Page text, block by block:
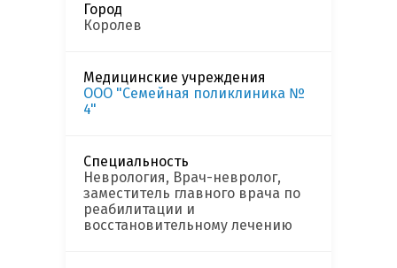
Город
Королев
Медицинские учреждения
ООО "Семейная поликлиника №
4"
Специальность
Неврология, Врач-невролог,
заместитель главного врача по
реабилитации и
восстановительному лечению